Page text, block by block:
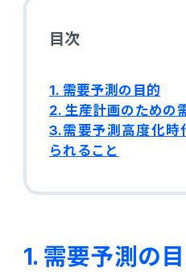
リース資産管理
経費
人事・給与
業界特化型オファリング
卸売・商社 PROACTIVE
素材・素材加工
製品関連動画
目次
1. 需要予測の目的
2. 生産計画のための
3.需要予測高度化時
られること
1. 需要予測の